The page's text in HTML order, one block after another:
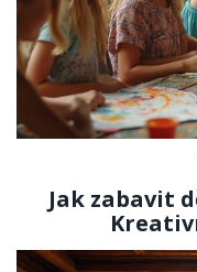
Jak zabavit